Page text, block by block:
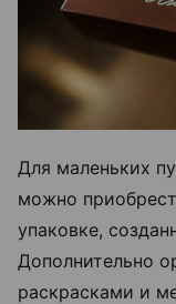
Для маленьких
можно
упаковке,
Дополнительно
раскрасками и